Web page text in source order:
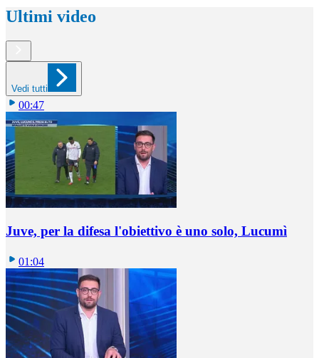
Ultimi video
Vedi tutti
00:47
Juve, per la difesa l'obiettivo è uno solo, Lucumì
01:04